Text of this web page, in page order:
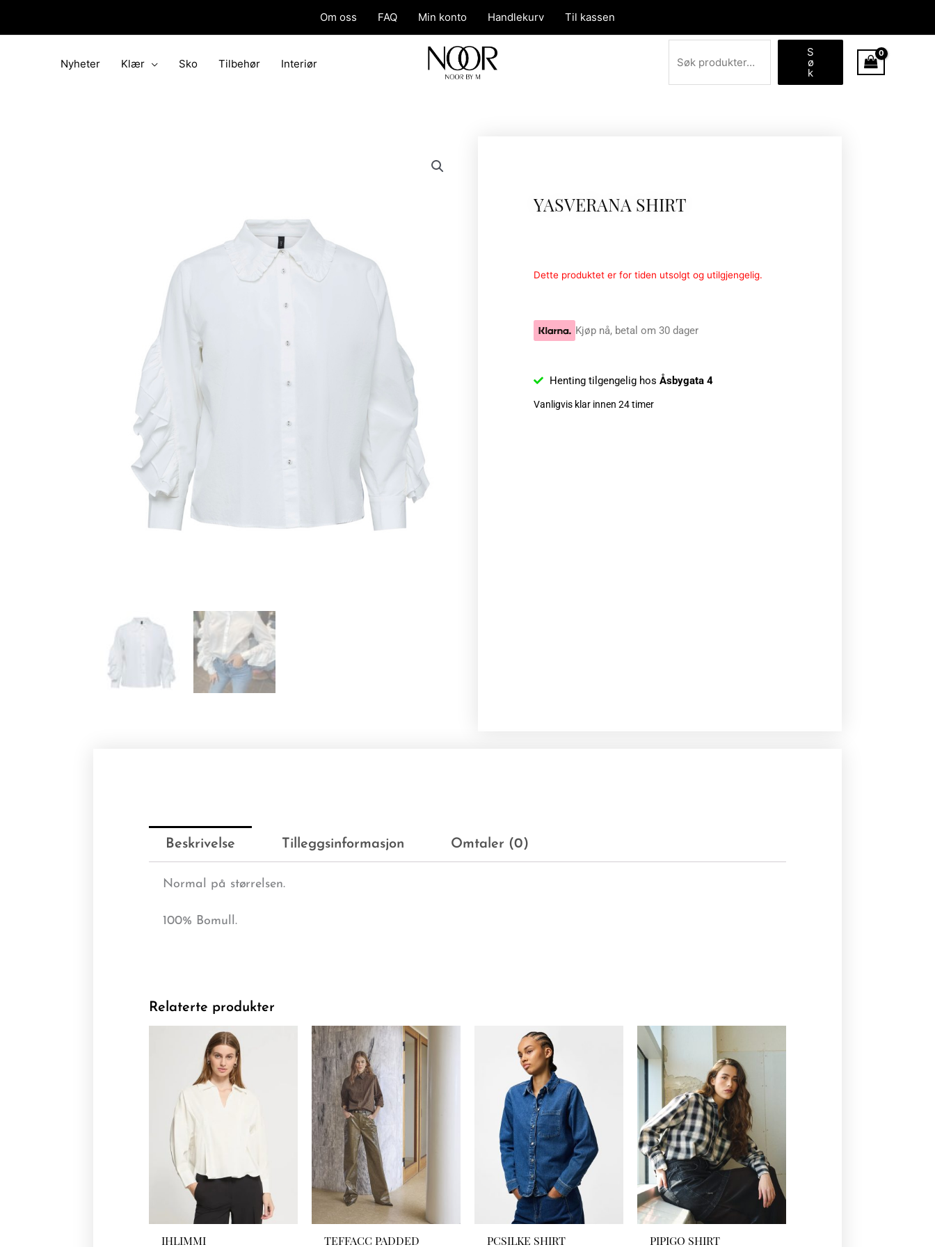
Om oss FAQ Min konto Handlekurv Til kassen
Nyheter Klær Sko Tilbehør Interiør
Søk
S
ø
k
YASVERANA SHIRT
Dette produktet er for tiden utsolgt og utilgjengelig.
Kjøp nå, betal om 30 dager
Henting tilgengelig hos Åsbygata 4
Vanligvis klar innen 24 timer
Beskrivelse Tilleggsinformasjon Omtaler (0)
Normal på størrelsen.
100% Bomull.
Relaterte produkter
IHLIMMI TEFFACC PADDED PCSILKE SHIRT PIPIGO SHIRT